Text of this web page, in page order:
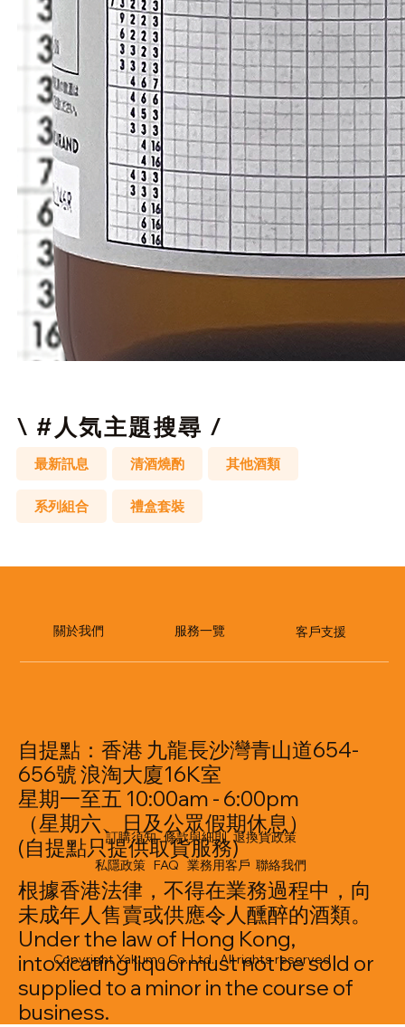
\ #人気主題搜尋 /
最新訊息 清酒燒酌 其他酒類
系列組合 禮盒套裝
關於我們 ​服務一覽 客戶支援
自提點：香港 九龍長沙灣青山道654-
656號 浪淘大廈16K室
星期一至五 10:00am - 6:00pm
（星期六、日及公眾假期休息）
(自提點只提供取貨服務)
訂購須知 條款與細則 退換貨政策
私隱政策 FAQ 業務用客戶 聯絡我們
根據香港法律，不得在業務過程中，向
未成年人售賣或供應令人醺醉的酒類。
Under the law of Hong Kong,
intoxicating liquormust not be sold or
supplied to a minor in the course of
business.
Copyright Yakumo Co. Ltd. All rights reserved